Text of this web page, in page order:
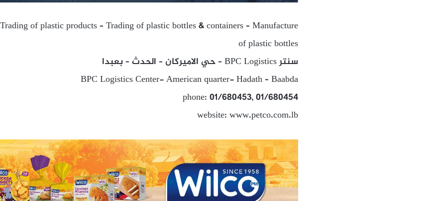
of plastic products – Trading of plastic bottles & containers – Manufacture
of plastic bottles
سنتر BPC Logistics – حي الاميركان – الحدث – بعبدا
BPC Logistics Center- American quarter- Hadath – Baabda
phone: 01/680453, 01/680454
website: www.petco.com.lb